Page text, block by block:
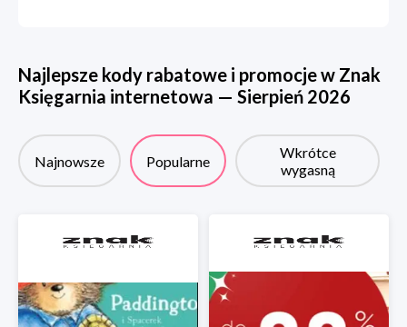
Najlepsze kody rabatowe i promocje w Znak
Księgarnia internetowa — Sierpień 2026
Najnowsze Popularne
Wkrótce
wygasną